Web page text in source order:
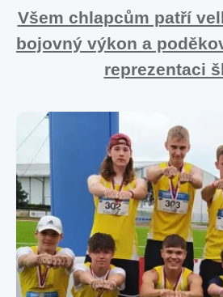
Všem chlapcům patří
bojovný výkon a
reprezentaci